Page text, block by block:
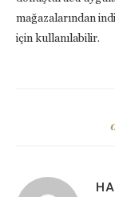
mağazalarından
için kullanılabilir.